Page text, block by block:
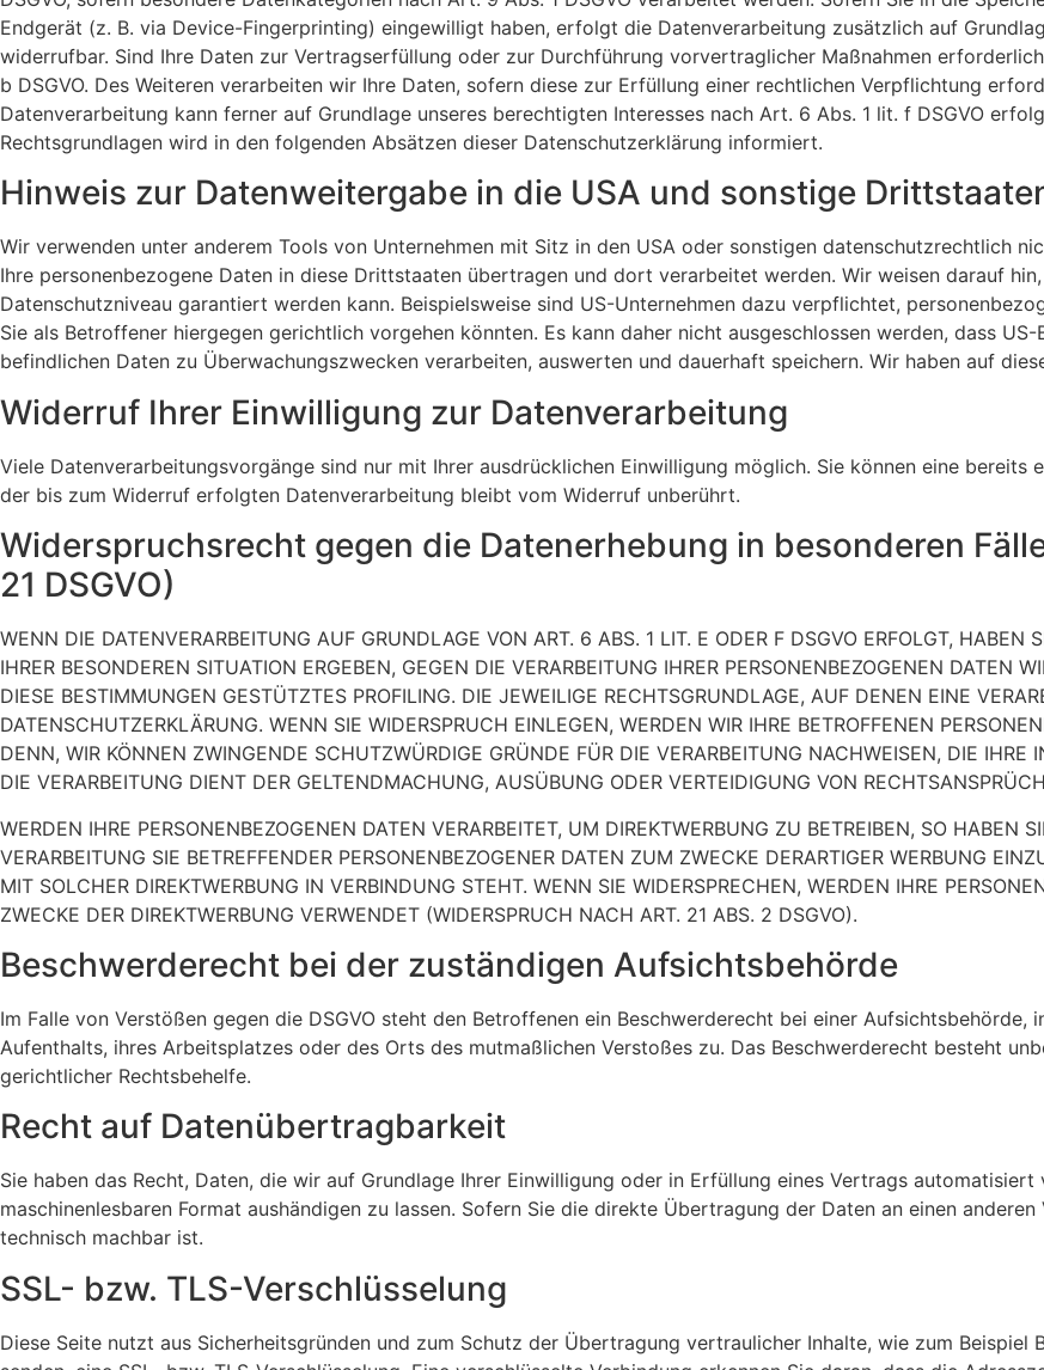
Endgerät (z. B. via Device-Fingerprinting) eingewilligt haben, erfolgt die Datenverarbeitung zusätzlich auf
widerrufbar. Sind Ihre Daten zur Vertragserfüllung oder zur Durchführung vorvertraglicher Maßnahmen
b DSGVO. Des Weiteren verarbeiten wir Ihre Daten, sofern diese zur Erfüllung einer rechtlichen Verpflichtung
Datenverarbeitung kann ferner auf Grundlage unseres berechtigten Interesses nach Art. 6 Abs. 1 lit. f DSGVO
Rechtsgrundlagen wird in den folgenden Absätzen dieser Datenschutzerklärung informiert.
Hinweis zur Datenweitergabe in die USA und sonstige
Wir verwenden unter anderem Tools von Unternehmen mit Sitz in den USA oder sonstigen datenschutzrechtlich
Ihre personenbezogene Daten in diese Drittstaaten übertragen und dort verarbeitet werden. Wir weisen darauf
Datenschutzniveau garantiert werden kann. Beispielsweise sind US-Unternehmen dazu verpflichtet,
Sie als Betroffener hiergegen gerichtlich vorgehen könnten. Es kann daher nicht ausgeschlossen werden, dass
befindlichen Daten zu Überwachungszwecken verarbeiten, auswerten und dauerhaft speichern. Wir haben auf
Widerruf Ihrer Einwilligung zur Datenverarbeitung
Viele Datenverarbeitungsvorgänge sind nur mit Ihrer ausdrücklichen Einwilligung möglich. Sie können eine
der bis zum Widerruf erfolgten Datenverarbeitung bleibt vom Widerruf unberührt.
Widerspruchsrecht gegen die Datenerhebung in besonderen
21 DSGVO)
WENN DIE DATENVERARBEITUNG AUF GRUNDLAGE VON ART. 6 ABS. 1 LIT. E ODER F DSGVO ERFOLGT,
IHRER BESONDEREN SITUATION ERGEBEN, GEGEN DIE VERARBEITUNG IHRER PERSONENBEZOGENEN DATEN
DIESE BESTIMMUNGEN GESTÜTZTES PROFILING. DIE JEWEILIGE RECHTSGRUNDLAGE, AUF DENEN EINE
DATENSCHUTZERKLÄRUNG. WENN SIE WIDERSPRUCH EINLEGEN, WERDEN WIR IHRE BETROFFENEN
DENN, WIR KÖNNEN ZWINGENDE SCHUTZWÜRDIGE GRÜNDE FÜR DIE VERARBEITUNG NACHWEISEN, DIE IHRE
DIE VERARBEITUNG DIENT DER GELTENDMACHUNG, AUSÜBUNG ODER VERTEIDIGUNG VON
WERDEN IHRE PERSONENBEZOGENEN DATEN VERARBEITET, UM DIREKTWERBUNG ZU BETREIBEN, SO HABEN
VERARBEITUNG SIE BETREFFENDER PERSONENBEZOGENER DATEN ZUM ZWECKE DERARTIGER WERBUNG
MIT SOLCHER DIREKTWERBUNG IN VERBINDUNG STEHT. WENN SIE WIDERSPRECHEN, WERDEN IHRE
ZWECKE DER DIREKTWERBUNG VERWENDET (WIDERSPRUCH NACH ART. 21 ABS. 2 DSGVO).
Beschwerde­recht bei der zuständigen Aufsichts­behörde
Im Falle von Verstößen gegen die DSGVO steht den Betroffenen ein Beschwerderecht bei einer
Aufenthalts, ihres Arbeitsplatzes oder des Orts des mutmaßlichen Verstoßes zu. Das Beschwerderecht besteht
gerichtlicher Rechtsbehelfe.
Recht auf Daten­übertrag­barkeit
Sie haben das Recht, Daten, die wir auf Grundlage Ihrer Einwilligung oder in Erfüllung eines Vertrags
maschinenlesbaren Format aushändigen zu lassen. Sofern Sie die direkte Übertragung der Daten an einen
technisch machbar ist.
SSL- bzw. TLS-Verschlüsselung
Diese Seite nutzt aus Sicherheitsgründen und zum Schutz der Übertragung vertraulicher Inhalte, wie zum Beispiel